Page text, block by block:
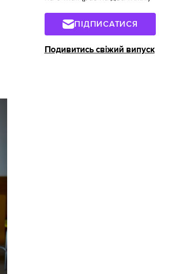
ПІДПИСАТИСЯ
Подивитись свіжий випуск